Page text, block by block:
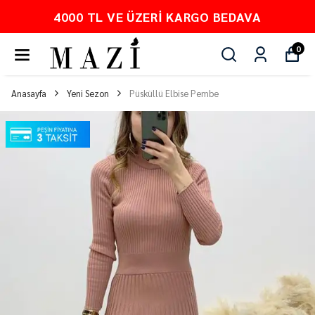
TL VE ÜZERI KARGO BEDAVA
0
Anasayfa Yeni Sezon Püsküllü Elbise Pembe